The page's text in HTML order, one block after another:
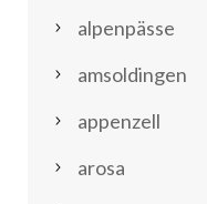
alpenpässe
amsoldingen
appenzell
arosa